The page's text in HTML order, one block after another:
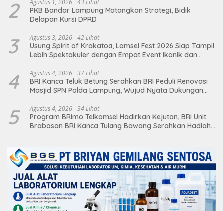
2 Agustus 1, 2026 43 Lihat
PKB Bandar Lampung Matangkan Strategi, Bidik
Delapan Kursi DPRD
3 Agustus 3, 2026 42 Lihat
Usung Spirit of Krakatoa, Lamsel Fest 2026 Siap Tampil
Lebih Spektakuler dengan Empat Event Ikonik dan
4 Agustus 4, 2026 37 Lihat
BRI Kanca Teluk Betung Serahkan BRI Peduli Renovasi
Masjid SPN Polda Lampung, Wujud Nyata Dukungan
5 Agustus 4, 2026 34 Lihat
Program BRImo Telkomsel Hadirkan Kejutan, BRI Unit
Brabasan BRI Kanca Tulang Bawang Serahkan Hadiah